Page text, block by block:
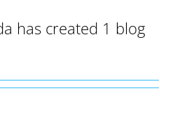
has created 1 blog